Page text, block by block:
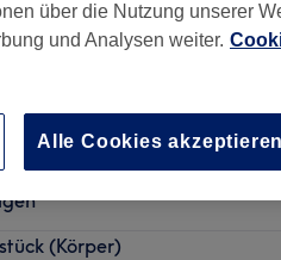
(Körper)
über die Nutzung unserer
und Analysen weiter.
Alle Cookies